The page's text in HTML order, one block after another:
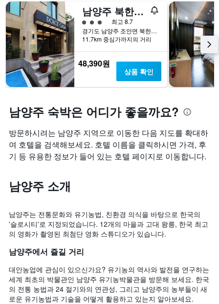
개
의
Y
축
이
있
습
니
다.
남양주 북한강 돌체카사 호텔
3​성급
최고 8.7
경기도 남양주 조안면 북한강로989번길 4
11.7km 중심가까지의 거리
48,390원
상품 확인
남양주 숙박은 어디가 좋을까요?
방문하시려는 남양주 지역으로 이동한 다음 지도를 확대하
여 호텔을 검색해보세요. 호텔 이름을 클릭하시면 가격, 후
기 등 유용한 정보가 들어 있는 호텔 페이지로 이동합니다.
남양주 소개
남양주는 전통문화와 유기농법, 친환경 의식을 바탕으로 한국의
'슬로시티'로 지정되었습니다. 12개의 마을과 고대 왕릉, 한국 최고
의 영화가 촬영된 최첨단 영화 스튜디오가 있습니다.
남양주에서 즐길 거리
대안농업에 관심이 있으신가요? 유기농의 역사와 발전을 연구하는
세계 최초의 박물관인 남양주 유기농박물관을 방문해 보세요. 한국
의 전통 농법과 24 절기와의 연관성, 그리고 남양주의 농부들이 새
로운 유기농법과 기술을 어떻게 활용하고 있는지 알아보세요.